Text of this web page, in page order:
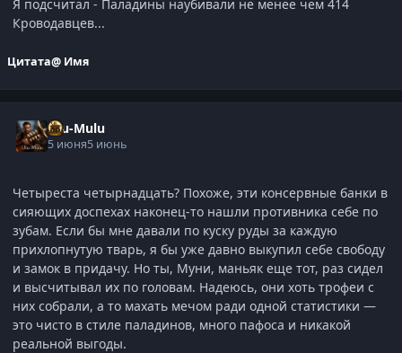
Я подсчитал - Паладины наубивали не менее чем 414
Кроводавцев...
Цитата@ Имя
Ulu-Mulu
5 июня5 июнь
Четыреста четырнадцать? Похоже, эти консервные банки в
сияющих доспехах наконец-то нашли противника себе по
зубам. Если бы мне давали по куску руды за каждую
прихлопнутую тварь, я бы уже давно выкупил себе свободу
и замок в придачу. Но ты, Муни, маньяк еще тот, раз сидел
и высчитывал их по головам. Надеюсь, они хоть трофеи с
них собрали, а то махать мечом ради одной статистики —
это чисто в стиле паладинов, много пафоса и никакой
реальной выгоды.